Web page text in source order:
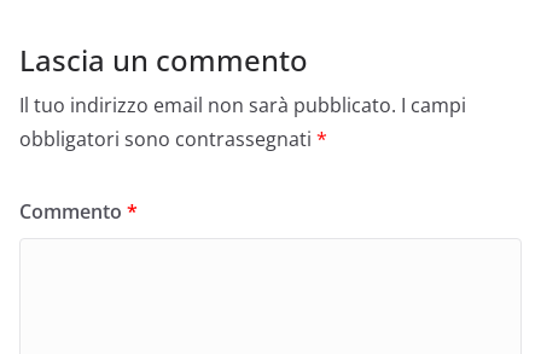
Lascia un commento
Il tuo indirizzo email non sarà pubblicato. I campi
obbligatori sono contrassegnati *
Commento *